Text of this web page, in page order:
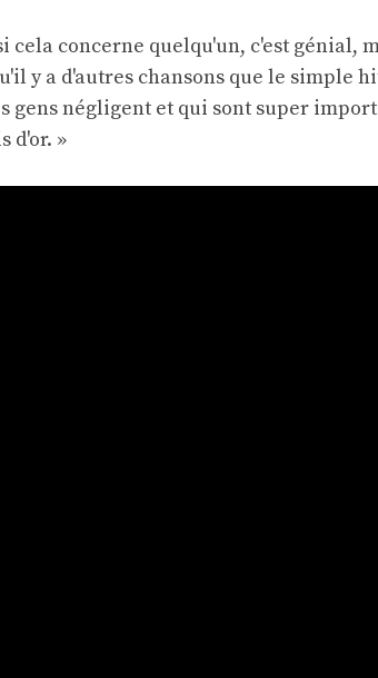
cela concerne quelqu'un, c'est génial,
y a d'autres chansons que le simple
gens négligent et qui sont super
d'or. »